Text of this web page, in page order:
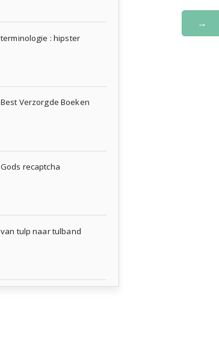
→
terminologie : hipster
Best Verzorgde Boeken
Gods recaptcha
van tulp naar tulband